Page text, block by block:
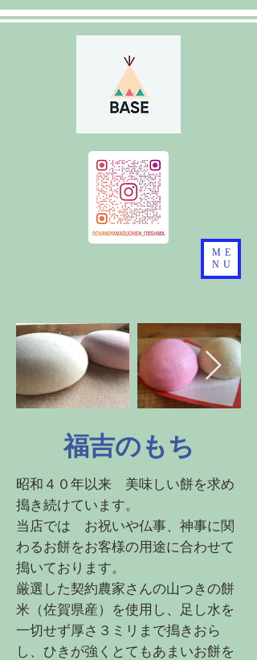
ME
NU
福吉のもち
昭和４０年以来 美味しい餅を求め
搗き続けています。
当店では お祝いや仏事、神事に関
わるお餅をお客様の用途に合わせて
搗いております。
厳選した契約農家さんの山つきの餅
米（佐賀県産）を使用し、足し水を
一切せず厚さ３ミリまで搗きおら
し、ひきが強くとてもあまいお餅を